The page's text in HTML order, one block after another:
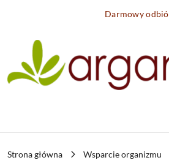
Przejdź do treści głównej
Przejdź do wyszukiwarki
Przejdź do moje konto
Przejdź do menu głównego
Przejdź do opisu produktu
Darmowy
Strona główna Wsparcie organizmu